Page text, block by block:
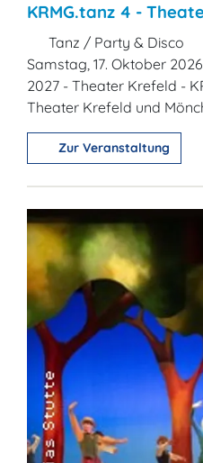
KRMG.tanz 4 -
Tanz / Party & Disco
Samstag, 17. Oktober
2027 - Theater Krefeld -
Theater Krefeld und
Zur Veranstaltung